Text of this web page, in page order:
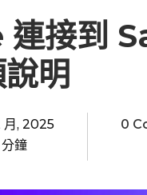
連接到
明
月, 2025
鐘
0